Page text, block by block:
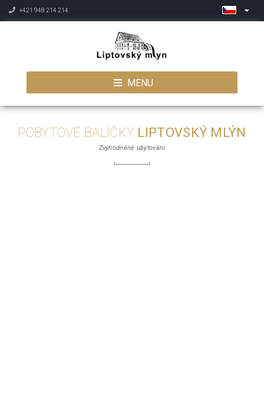
+421 948 214 214
MENU
POBYTOVÉ BALÍČKY LIPTOVSKÝ MLÝN
Zvýhodněné ubytování